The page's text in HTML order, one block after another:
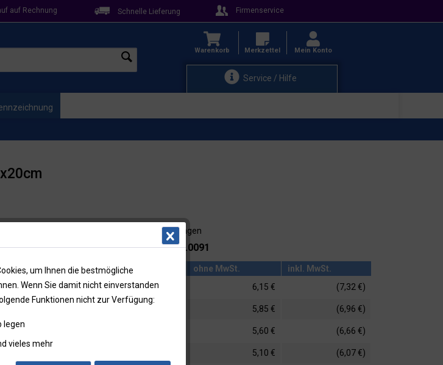
auf Rechnung Schnelle Lieferung Firmenservice
Service / Hilfe
Warenkorb Merkzettel Mein Konto
Lieferzeit: 3-4 Tagen
Artikel-Nr.: 43.0091
Menge ohne MwSt.
inkl. MwSt.
bis9 6,15 € (7,32 €)
5,85 € (6,96 €)
5,60 € (6,66 €)
5,10 € (6,07 €)
um Ihnen die bestmögliche
Wenn Sie damit nicht einverstanden
Funktionen nicht zur Verfügung:
legen
vieles mehr